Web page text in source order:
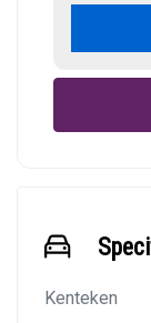
Kenteken